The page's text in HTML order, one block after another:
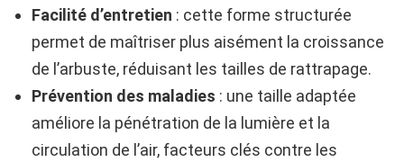
Facilité d’entretien : cette forme structurée
permet de maîtriser plus aisément la croissance
de l’arbuste, réduisant les tailles de rattrapage.
Prévention des maladies : une taille adaptée
améliore la pénétration de la lumière et la
circulation de l’air, facteurs clés contre les